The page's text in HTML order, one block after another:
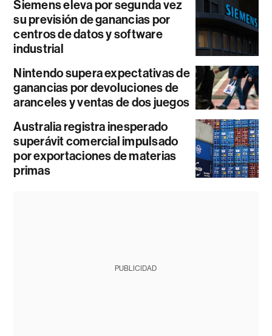
Siemens eleva por segunda vez
su previsión de ganancias por
centros de datos y software
industrial
Nintendo supera expectativas de
ganancias por devoluciones de
aranceles y ventas de dos juegos
Australia registra inesperado
superávit comercial impulsado
por exportaciones de materias
primas
PUBLICIDAD